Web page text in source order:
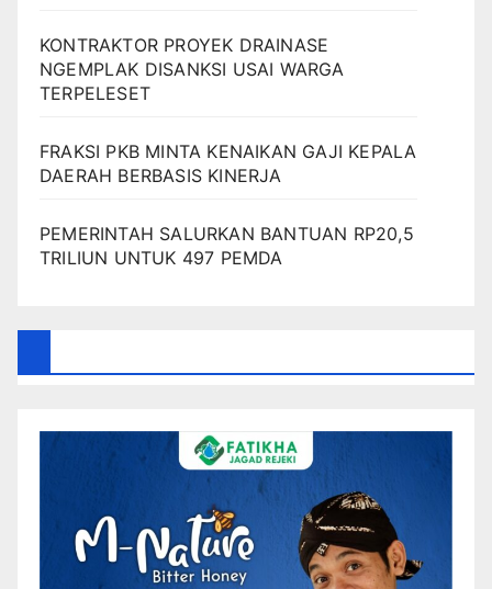
KONTRAKTOR PROYEK DRAINASE
NGEMPLAK DISANKSI USAI WARGA
TERPELESET
FRAKSI PKB MINTA KENAIKAN GAJI KEPALA
DAERAH BERBASIS KINERJA
PEMERINTAH SALURKAN BANTUAN RP20,5
TRILIUN UNTUK 497 PEMDA